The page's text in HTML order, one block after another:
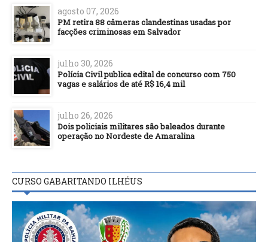
agosto 07, 2026
PM retira 88 câmeras clandestinas usadas por
facções criminosas em Salvador
julho 30, 2026
Polícia Civil publica edital de concurso com 750
vagas e salários de até R$ 16,4 mil
julho 26, 2026
Dois policiais militares são baleados durante
operação no Nordeste de Amaralina
CURSO GABARITANDO ILHÉUS